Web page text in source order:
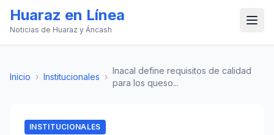
Huaraz en Línea
Noticias de Huaraz y Áncash
Inicio › Institucionales ›
Inacal define requisitos de calidad
para los queso...
INSTITUCIONALES